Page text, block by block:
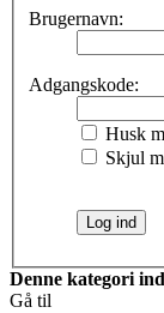
Brugernavn:
Adgangskode:
Husk
Skjul
Denne kategori
Gå til